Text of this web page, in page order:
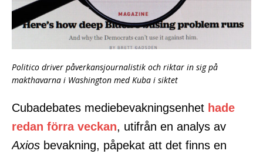
Politico driver påverkansjournalistik och riktar in sig på
makthavarna i Washington med Kuba i siktet
Cubadebates mediebevakningsenhet hade
redan förra veckan, utifrån en analys av
Axios bevakning, påpekat att det finns en